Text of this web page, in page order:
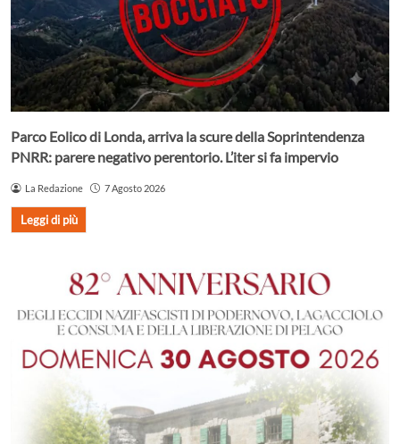
Parco Eolico di Londa, arriva la scure della Soprintendenza
PNRR: parere negativo perentorio. L’iter si fa impervio
La Redazione 7 Agosto 2026
Leggi di più